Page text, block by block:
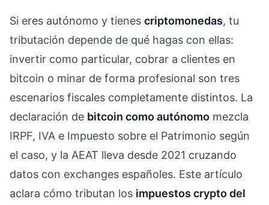
Si eres autónomo y tienes criptomonedas, tu
tributación depende de qué hagas con ellas:
invertir como particular, cobrar a clientes en
bitcoin o minar de forma profesional son tres
escenarios fiscales completamente distintos. La
declaración de bitcoin como autónomo mezcla
IRPF, IVA e Impuesto sobre el Patrimonio según
el caso, y la AEAT lleva desde 2021 cruzando
datos con exchanges españoles. Este artículo
aclara cómo tributan los impuestos crypto del